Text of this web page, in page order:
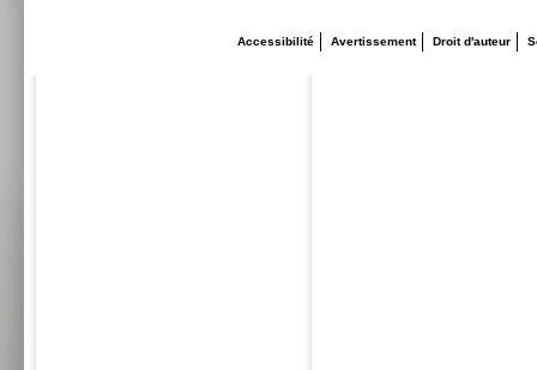
Accessibilité Avertissement Droit d'auteur